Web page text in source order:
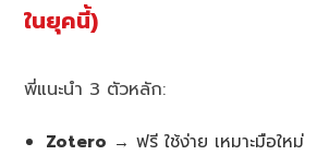
ในยุคนี้)
พี่แนะนำ 3 ตัวหลัก:
Zotero → ฟรี ใช้ง่าย เหมาะมือใหม่